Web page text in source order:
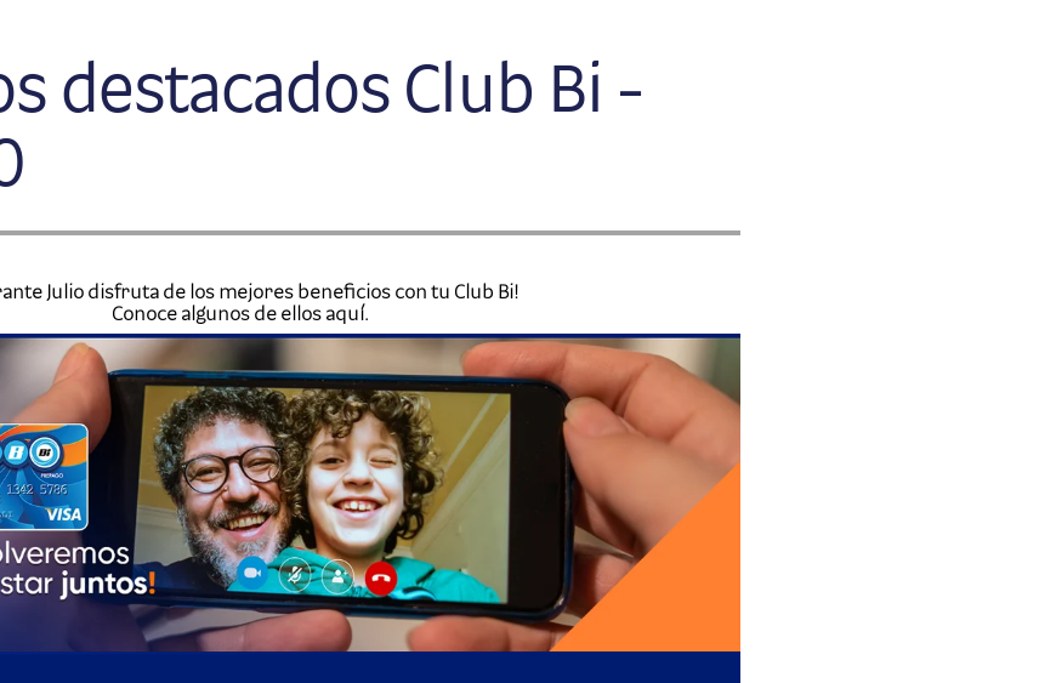
destacados Club Bi -
Julio disfruta de los mejores beneficios con tu Club Bi!
Conoce algunos de ellos aquí.